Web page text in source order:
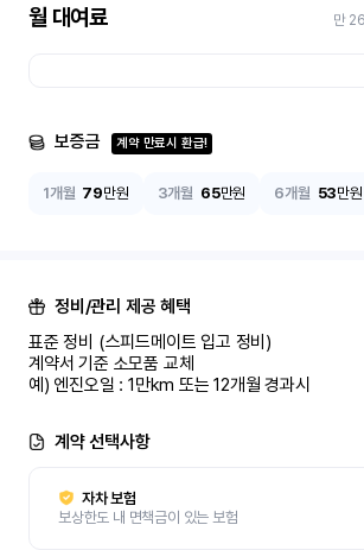
월 대여료 만
보증금 계약 만료시 환급!
1개월 79만원 3개월 65만원 6개월 53만원
정비/관리 제공 혜택
표준 정비 (스피드메이트 입고 정비)
계약서 기준 소모품 교체
예) 엔진오일 : 1만km 또는 12개월 경과시
계약 선택사항
자차 보험
보상한도 내 면책금이 있는 보험